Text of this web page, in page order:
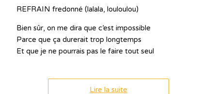
REFRAIN fredonné (lalala, louloulou)
Bien sûr, on me dira que c’est impossible
Parce que ça durerait trop longtemps
Et que je ne pourrais pas le faire tout seul
Lire la suite